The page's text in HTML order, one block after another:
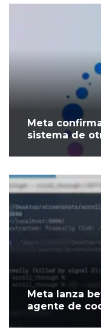
Meta
sistema de
Meta lanza
agente de